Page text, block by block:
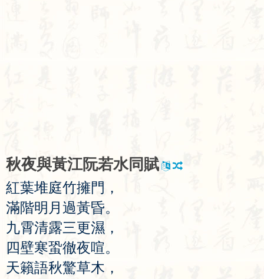
秋夜與黃江阮若水同賦
紅葉堆庭竹擁門 ，
滿階明 月 過黃昏。
九霄清露三更濕 ，
四壁寒蛩徹夜喧。
天籟語秋驚草木 ，